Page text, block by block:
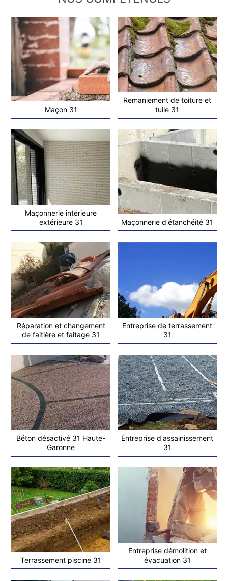
Maçon 31
Remaniement de toiture et
tuile 31
Maçonnerie intérieure
extérieure 31
Maçonnerie d'étanchéité 31
Réparation et changement
de faitière et faitage 31
Entreprise de terrassement
31
Béton désactivé 31 Haute-
Garonne
Entreprise d'assainissement
31
Terrassement piscine 31
Entreprise démolition et
évacuation 31